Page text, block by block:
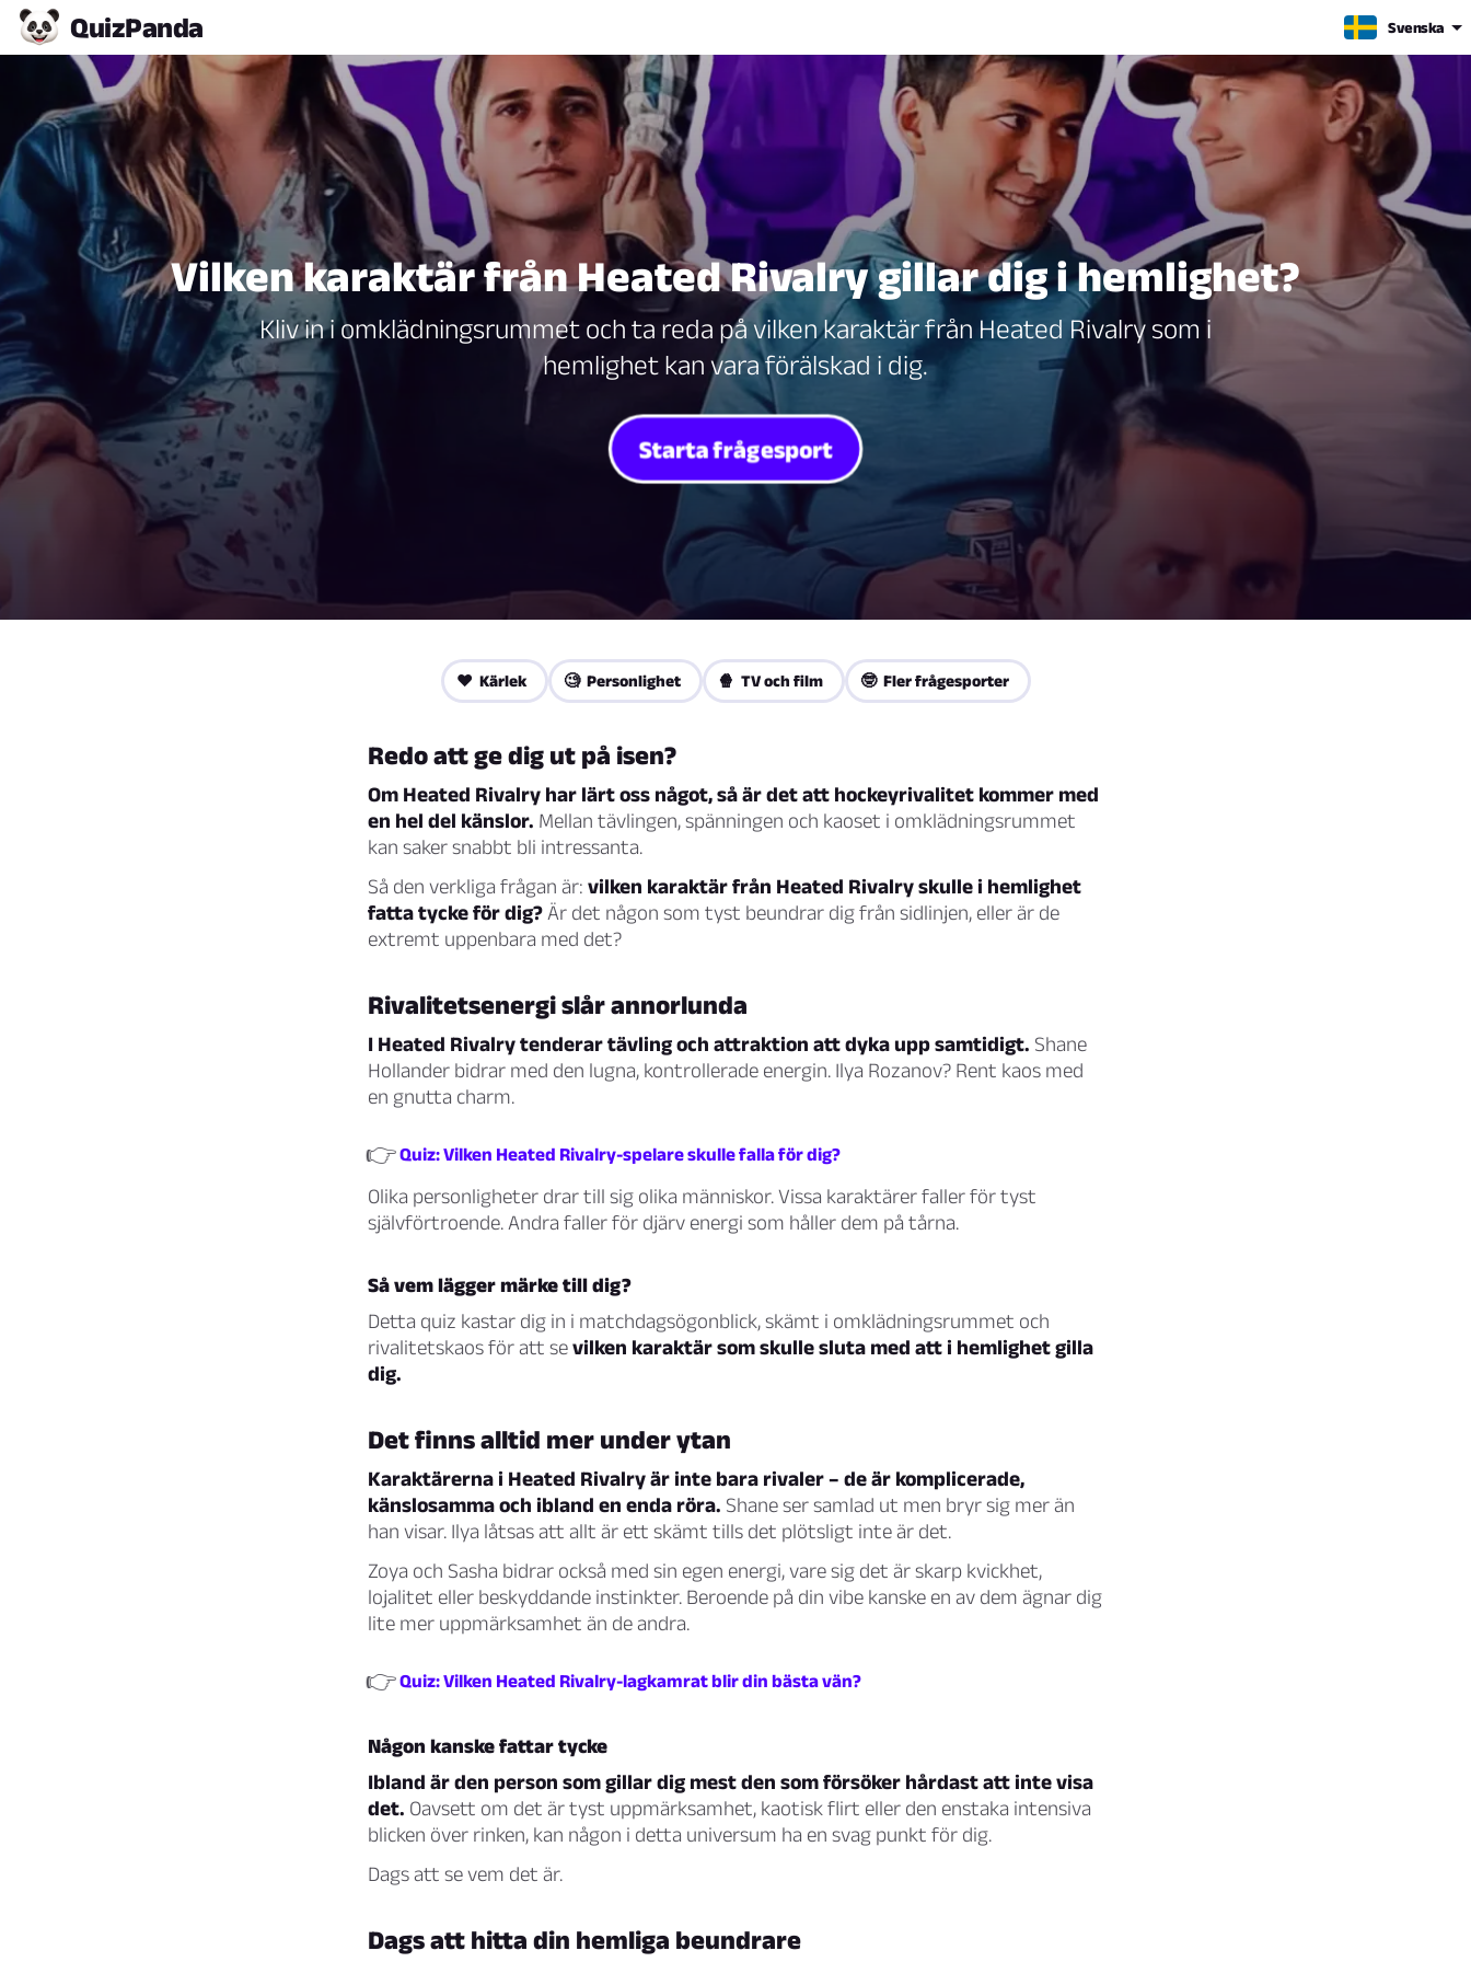
QuizPanda Svenska
Vilken karaktär från Heated Rivalry gillar dig i hemlighet?
Kliv in i omklädningsrummet och ta reda på vilken karaktär från Heated Rivalry som i
hemlighet kan vara förälskad i dig.
Starta frågesport
❤️ Kärlek 🧐 Personlighet 🍿 TV och film 🤓 Fler frågesporter
Redo att ge dig ut på isen?
Om Heated Rivalry har lärt oss något, så är det att hockeyrivalitet kommer med
en hel del känslor. Mellan tävlingen, spänningen och kaoset i omklädningsrummet
kan saker snabbt bli intressanta.
Så den verkliga frågan är: vilken karaktär från Heated Rivalry skulle i hemlighet
fatta tycke för dig? Är det någon som tyst beundrar dig från sidlinjen, eller är de
extremt uppenbara med det?
Rivalitetsenergi slår annorlunda
I Heated Rivalry tenderar tävling och attraktion att dyka upp samtidigt. Shane
Hollander bidrar med den lugna, kontrollerade energin. Ilya Rozanov? Rent kaos med
en gnutta charm.
👉Quiz: Vilken Heated Rivalry-spelare skulle falla för dig?
Olika personligheter drar till sig olika människor. Vissa karaktärer faller för tyst
självförtroende. Andra faller för djärv energi som håller dem på tårna.
Så vem lägger märke till dig?
Detta quiz kastar dig in i matchdagsögonblick, skämt i omklädningsrummet och
rivalitetskaos för att sevilken karaktär som skulle sluta med att i hemlighet gilla
dig.
Det finns alltid mer under ytan
Karaktärerna i Heated Rivalry är inte bara rivaler – de är komplicerade,
känslosamma och ibland en enda röra. Shane ser samlad ut men bryr sig mer än
han visar. Ilya låtsas att allt är ett skämt tills det plötsligt inte är det.
Zoya och Sasha bidrar också med sin egen energi, vare sig det är skarp kvickhet,
lojalitet eller beskyddande instinkter. Beroende på din vibe kanske en av dem ägnar dig
lite mer uppmärksamhet än de andra.
👉Quiz: Vilken Heated Rivalry-lagkamrat blir din bästa vän?
Någon kanske fattar tycke
Ibland är den person som gillar dig mest den som försöker hårdast att inte visa
det. Oavsett om det är tyst uppmärksamhet, kaotisk flirt eller den enstaka intensiva
blicken över rinken, kan någon i detta universum ha en svag punkt för dig.
Dags att se vem det är.
Dags att hitta din hemliga beundrare